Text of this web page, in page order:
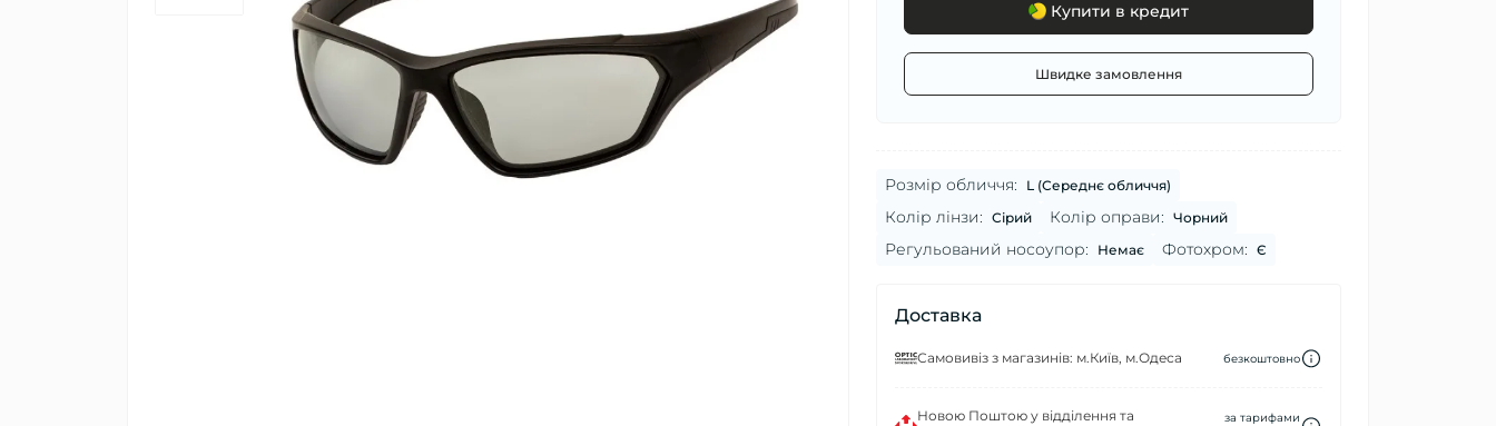
Купити в кредит
Швидке замовлення
Розмір обличчя: L (Середнє обличчя)
Колір лінзи: Сірий Колір оправи: Чорний
Регульований носоупор: Немає Фотохром: Є
Доставка
Самовивіз з магазинів: м.Київ, м.Одеса безкоштовно
Новою Поштою у відділення та
за тарифами